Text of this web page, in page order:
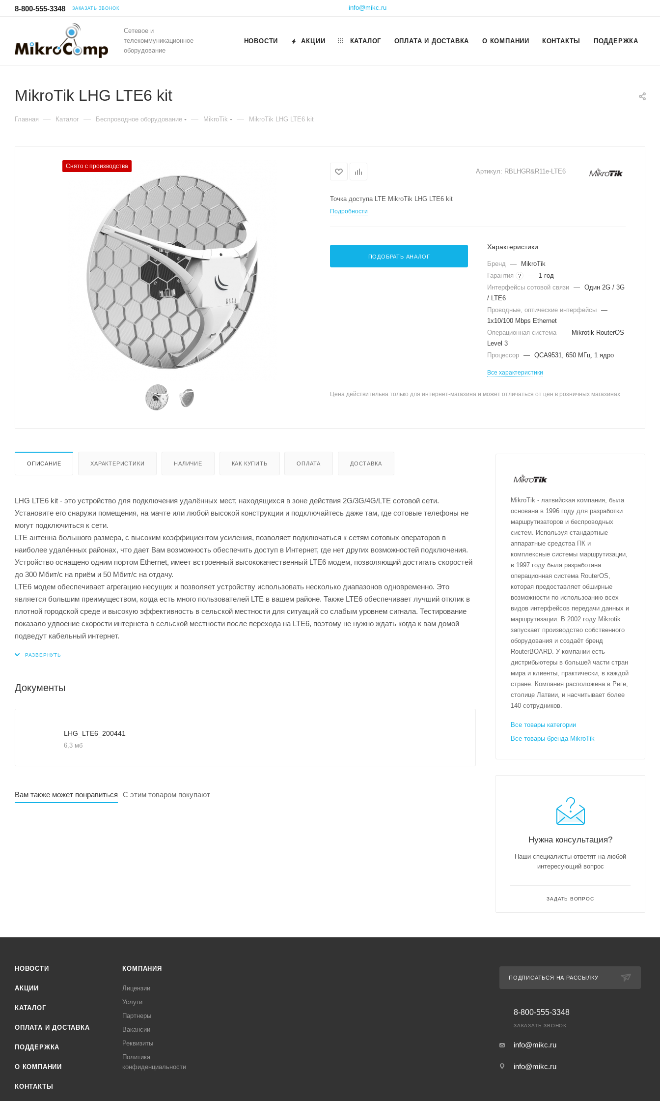
8-800-555-3348 ЗАКАЗАТЬ ЗВОНОК info@mikc.ru
Сетевое и
телекоммуникационное
оборудование
НОВОСТИ АКЦИИ КАТАЛОГ ОПЛАТА И ДОСТАВКА О КОМПАНИИ КОНТАКТЫ ПОДДЕРЖКА
MikroTik LHG LTE6 kit
Главная — Каталог — Беспроводное оборудование — MikroTik — MikroTik LHG LTE6 kit
Снято с производства
Артикул: RBLHGR&R11e-LTE6
Точка доступа LTE MikroTik LHG LTE6 kit
Подробности
ПОДОБРАТЬ АНАЛОГ
Характеристики
Бренд —
MikroTik
Гарантия
? —
1 год
Интерфейсы сотовой связи — Один 2G / 3G
/ LTE6
Проводные, оптические интерфейсы —
1x10/100 Mbps Ethernet
Операционная система —
Mikrotik RouterOS
Level 3
Процессор — QCA9531, 650 МГц, 1 ядро
Все характеристики
Цена действительна только для интернет-магазина и может отличаться от цен в розничных магазинах
ОПИСАНИЕ ХАРАКТЕРИСТИКИ НАЛИЧИЕ КАК КУПИТЬ ОПЛАТА ДОСТАВКА
LHG LTE6 kit - это устройство для подключения удалённых мест, находящихся в зоне действия 2G/3G/4G/LTE сотовой сети.
Установите его снаружи помещения, на мачте или любой высокой конструкции и подключайтесь даже там, где сотовые телефоны не
могут подключиться к сети.
LTE антенна большого размера, с высоким коэффициентом усиления, позволяет подключаться к сетям сотовых операторов в
наиболее удалённых районах, что дает Вам возможность обеспечить доступ в Интернет, где нет других возможностей подключения.
Устройство оснащено одним портом Ethernet, имеет встроенный высококачественный LTE6 модем, позволяющий достигать скоростей
до 300 Мбит/с на приём и 50 Мбит/с на отдачу.
LTE6 модем обеспечивает агрегацию несущих и позволяет устройству использовать несколько диапазонов одновременно. Это
является большим преимуществом, когда есть много пользователей LTE в вашем районе. Также LTE6 обеспечивает лучший отклик в
плотной городской среде и высокую эффективность в сельской местности для ситуаций со слабым уровнем сигнала. Тестирование
показало удвоение скорости интернета в сельской местности после перехода на LTE6, поэтому не нужно ждать когда к вам домой
подведут кабельный интернет.
Документы
LHG_LTE6_200441
6,3 мб
Вам также может понравиться С этим товаром покупают
MikroTik - латвийская компания, была
основана в 1996 году для разработки
маршрутизаторов и беспроводных
систем. Используя стандартные
аппаратные средства ПК и
комплексные системы маршрутизации,
в 1997 году была разработана
операционная система RouterOS,
которая предоставляет обширные
возможности по использоанию всех
видов интерфейсов передачи данных и
маршрутизации. В 2002 году Mikrotik
запускает производство собственного
оборудования и создаёт бренд
RouterBOARD. У компании есть
дистрибьютеры в большей части стран
мира и клиенты, практически, в каждой
стране. Компания расположена в Риге,
столице Латвии, и насчитывает более
140 сотрудников.
Все товары категории
Все товары бренда MikroTik
Нужна консультация?
Наши специалисты ответят на любой
интересующий вопрос
ЗАДАТЬ ВОПРОС
НОВОСТИ
АКЦИИ
КАТАЛОГ
ОПЛАТА И ДОСТАВКА
ПОДДЕРЖКА
О КОМПАНИИ
КОНТАКТЫ
КОМПАНИЯ
Лицензии
Услуги
Партнеры
Вакансии
Реквизиты
Политика
конфиденциальности
ПОДПИСАТЬСЯ НА РАССЫЛКУ
8-800-555-3348
ЗАКАЗАТЬ ЗВОНОК
info@mikc.ru
info@mikc.ru